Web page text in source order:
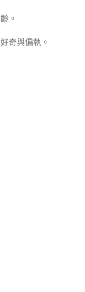
。
奇與偏執。